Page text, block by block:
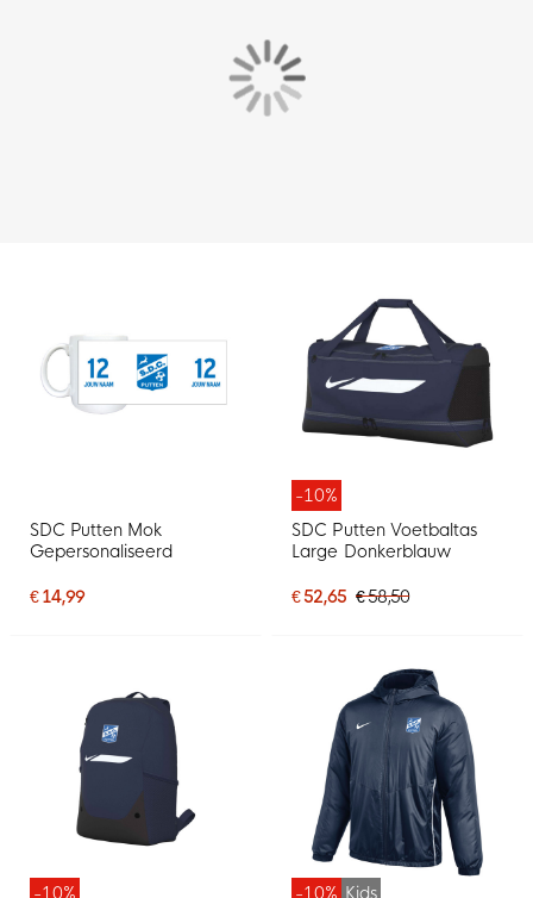
SDC Putten Mok
Gepersonaliseerd
€ 14,99
-10%
SDC Putten Voetbaltas
Large Donkerblauw
€ 52,65 € 58,50
-10% -10% Kids